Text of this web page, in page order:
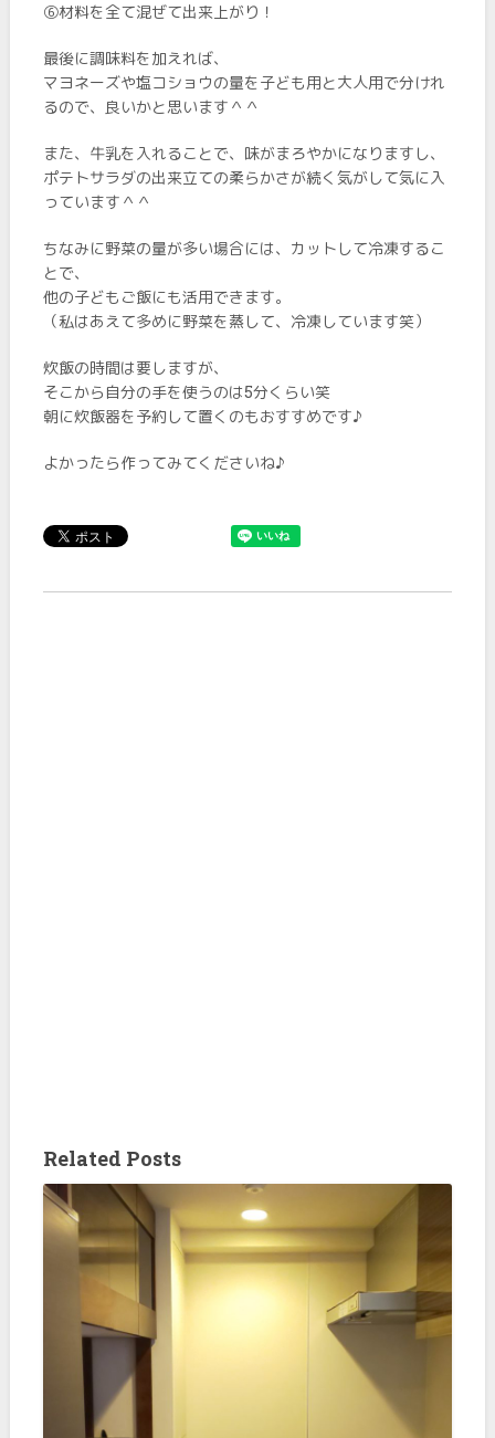
⑥材料を全て混ぜて出来上がり！
最後に調味料を加えれば、
マヨネーズや塩コショウの量を子ども用と大人用で分けれ
るので、良いかと思います＾＾
また、牛乳を入れることで、味がまろやかになりますし、
ポテトサラダの出来立ての柔らかさが続く気がして気に入
っています＾＾
ちなみに野菜の量が多い場合には、カットして冷凍するこ
とで、
他の子どもご飯にも活用できます。
（私はあえて多めに野菜を蒸して、冷凍しています笑）
炊飯の時間は要しますが、
そこから自分の手を使うのは5分くらい笑
朝に炊飯器を予約して置くのもおすすめです♪
よかったら作ってみてくださいね♪
Related Posts